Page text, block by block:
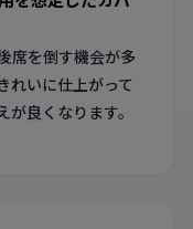
席を倒す機会が多
れいに仕上がって
良くなります。